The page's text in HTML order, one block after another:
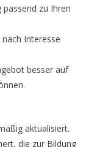
passend zu Ihren
Interesse
besser auf
aktualisiert.
die zur Bildung